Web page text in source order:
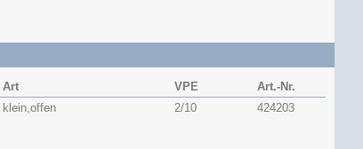
Art VPE
Art.-Nr.
klein,offen 2/10 424203